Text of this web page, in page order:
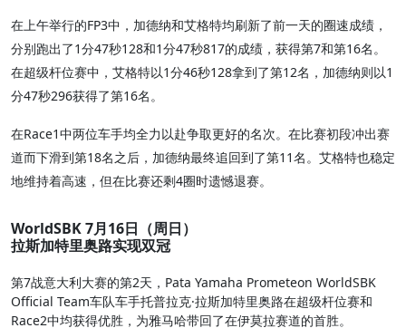
在上午举行的FP3中，加德纳和艾格特均刷新了前一天的圈速成绩，
分别跑出了1分47秒128和1分47秒817的成绩，获得第7和第16名。
在超级杆位赛中，艾格特以1分46秒128拿到了第12名，加德纳则以1
分47秒296获得了第16名。
在Race1中两位车手均全力以赴争取更好的名次。在比赛初段冲出赛
道而下滑到第18名之后，加德纳最终追回到了第11名。艾格特也稳定
地维持着高速，但在比赛还剩4圈时遗憾退赛。
WorldSBK 7月16日（周日）
拉斯加特里奥路实现双冠
第7战意大利大赛的第2天，Pata Yamaha Prometeon WorldSBK
Official Team车队车手托普拉克·拉斯加特里奥路在超级杆位赛和
Race2中均获得优胜，为雅马哈带回了在伊莫拉赛道的首胜。